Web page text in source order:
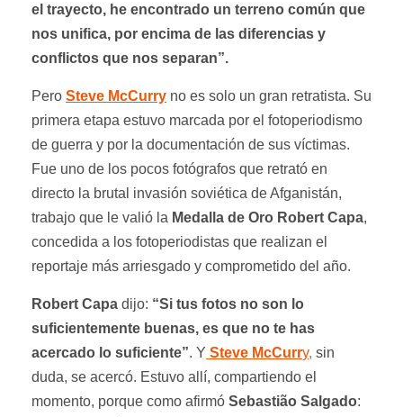
el trayecto, he encontrado un terreno común que
nos unifica, por encima de las diferencias y
conflictos que nos separan”.
Pero Steve McCurry no es solo un gran retratista. Su
primera etapa estuvo marcada por el fotoperiodismo
de guerra y por la documentación de sus víctimas.
Fue uno de los pocos fotógrafos que retrató en
directo la brutal invasión soviética de Afganistán,
trabajo que le valió la Medalla de Oro Robert Capa,
concedida a los fotoperiodistas que realizan el
reportaje más arriesgado y comprometido del año.
Robert Capa dijo: “Si tus fotos no son lo
suficientemente buenas, es que no te has
acercado lo suficiente”. Y Steve McCurry, sin
duda, se acercó. Estuvo allí, compartiendo el
momento, porque como afirmó Sebastião Salgado: